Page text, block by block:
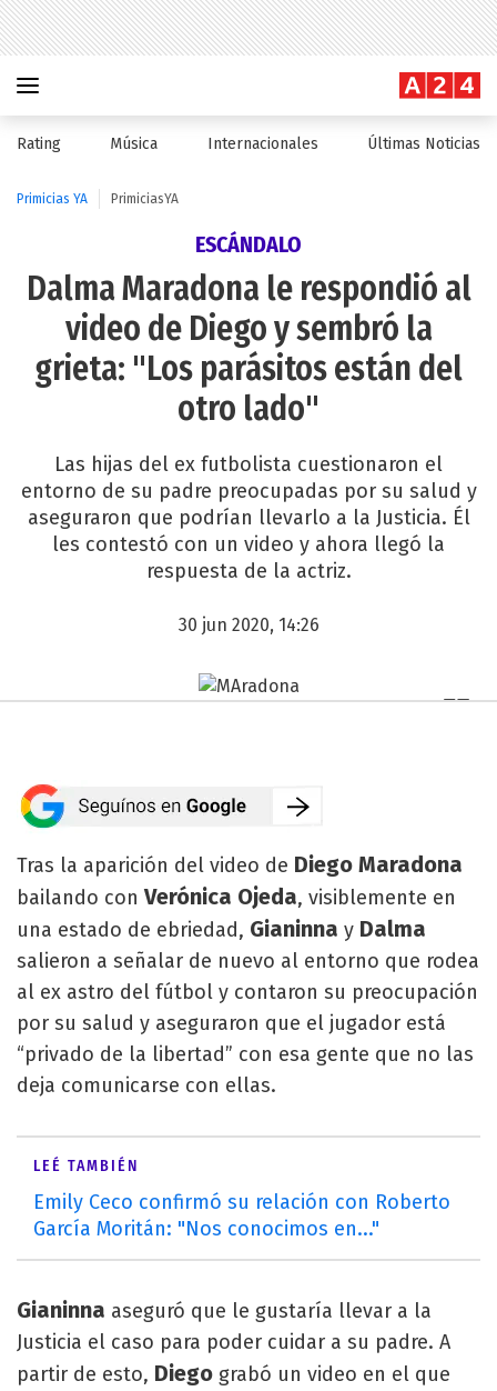
Rating Música Internacionales Últimas Noticias
Primicias YA PrimiciasYA
ESCÁNDALO
Dalma Maradona le respondió al
video de Diego y sembró la
grieta: "Los parásitos están del
otro lado"
Las hijas del ex futbolista cuestionaron el
entorno de su padre preocupadas por su salud y
aseguraron que podrían llevarlo a la Justicia. Él
les contestó con un video y ahora llegó la
respuesta de la actriz.
30 jun 2020, 14:26
Tras la aparición del video de Diego Maradona
bailando conVerónica Ojeda, visiblemente en
una estado de ebriedad, Gianinna y Dalma
salieron a señalar de nuevo al entorno que rodea
al ex astro del fútbol y contaron su preocupación
por su salud y aseguraron que el jugador está
“privado de la libertad” con esa gente que no las
deja comunicarse con ellas.
LEÉ TAMBIÉN
Emily Ceco confirmó su relación con Roberto
García Moritán: "Nos conocimos en..."
Gianinna aseguró que le gustaría llevar a la
Justicia el caso para poder cuidar a su padre. A
partir de esto, Diego grabó un video en el que